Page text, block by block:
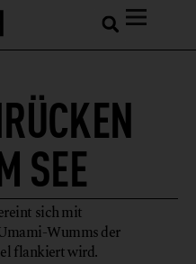
SEE
sich mit
Wumms der
flankiert wird.